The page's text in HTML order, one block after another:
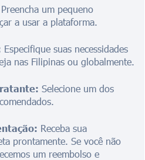
Preencha um pequeno
a usar a plataforma.
Especifique suas necessidades
nas Filipinas ou globalmente.
Selecione um dos
Receba sua
prontamente. Se você não
um reembolso e